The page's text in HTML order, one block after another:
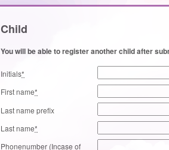
Child
You will be able to register another child after
Initials*
First name*
Last name prefix
Last name*
Phonenumber (Incase of